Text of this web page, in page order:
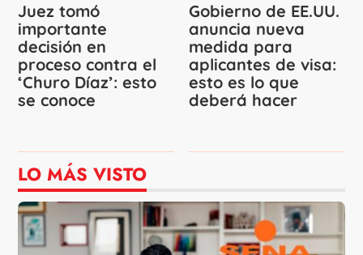
Juez tomó
importante
decisión en
proceso contra el
‘Churo Díaz’: esto
se conoce
Gobierno de EE.UU.
anuncia nueva
medida para
aplicantes de visa:
esto es lo que
deberá hacer
LO MÁS VISTO